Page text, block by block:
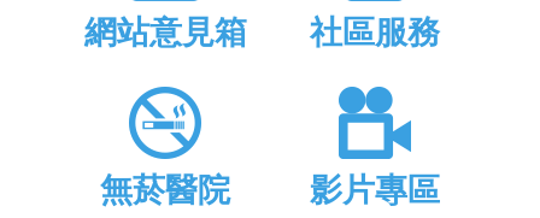
網站意見箱 社區服務
無菸醫院 影片專區